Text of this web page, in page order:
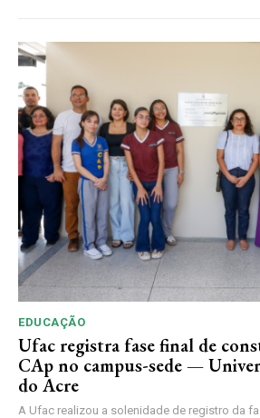
EDUCAÇÃO
Ufac registra fase final de
CAp no campus-sede —
do Acre
A Ufac realizou a solenidade de registro da